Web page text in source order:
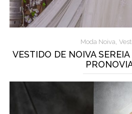
Moda Noiva,
VESTIDO DE NOIVA